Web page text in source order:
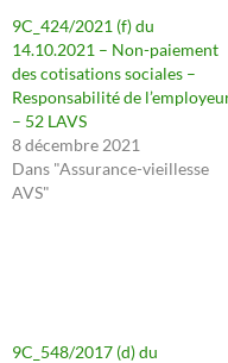
9C_424/2021 (f) du
14.10.2021 – Non-paiement
des cotisations sociales –
Responsabilité de
– 52 LAVS
8 décembre 2021
Dans "Assurance-vieillesse
AVS"
9C_548/2017 (d) du